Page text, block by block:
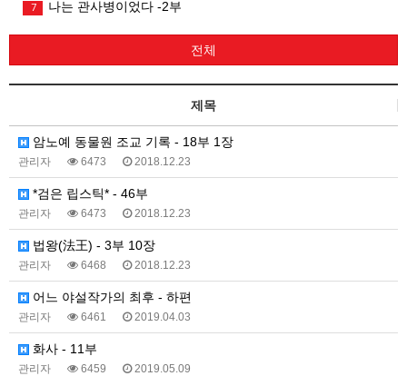
7 나는 관사병이었다 -2부
전체
제목
암노예 동물원 조교 기록 - 18부 1장
관리자 6473 2018.12.23
*검은 립스틱* - 46부
관리자 6473 2018.12.23
법왕(法王) - 3부 10장
관리자 6468 2018.12.23
어느 야설작가의 최후 - 하편
관리자 6461 2019.04.03
화사 - 11부
관리자 6459 2019.05.09